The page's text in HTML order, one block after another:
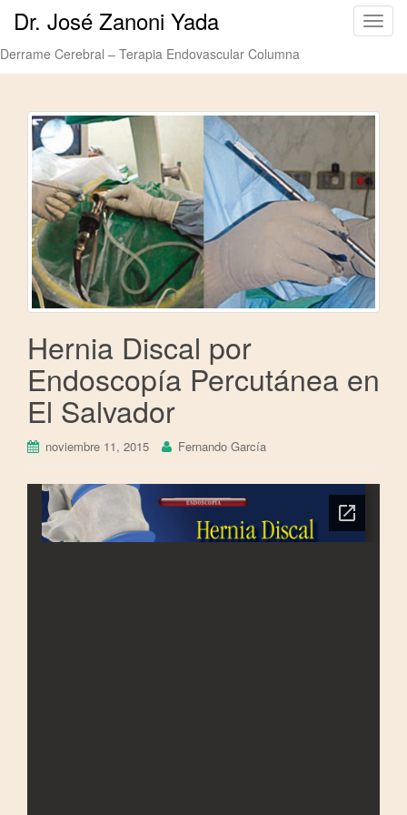
C
i
n
a
v
e
g
a
c
i
Dr. José Zanoni Yada
Derrame Cerebral – Terapia Endovascular Columna
Hernia Discal por
Endoscopía Percutánea en
El Salvador
noviembre 11, 2015 Fernando García